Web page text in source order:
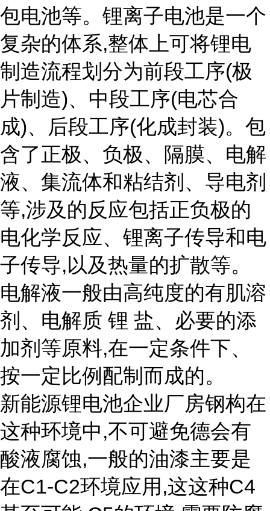
包电池等。锂离子电池是一个
复杂的体系,整体上可将锂电
制造流程划分为前段工序(极
片制造)、中段工序(电芯合
成)、后段工序(化成封装)。包
含了正极、负极、隔膜、电解
液、集流体和粘结剂、导电剂
等,涉及的反应包括正负极的
电化学反应、锂离子传导和电
子传导,以及热量的扩散等。
电解液一般由高纯度的有肌溶
剂、电解质 锂 盐、必要的添
加剂等原料,在一定条件下、
按一定比例配制而成的。
新能源锂电池企业厂房钢构在
这种环境中,不可避免德会有
酸液腐蚀,一般的油漆主要是
在C1-C2环境应用,这这种C4